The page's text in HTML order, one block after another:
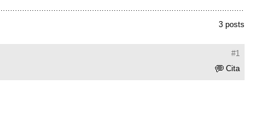
3 posts
#1
Cita